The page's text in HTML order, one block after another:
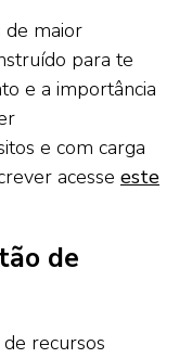
de maior
para te
e a importância
e com carga
acesse este
de
recursos